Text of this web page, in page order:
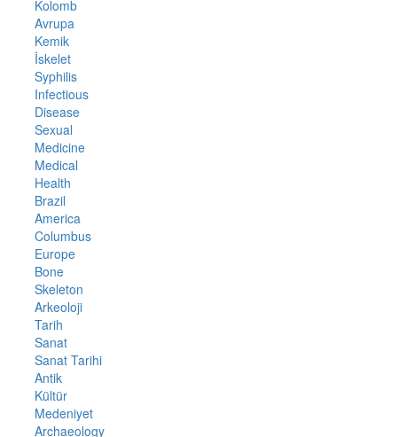
Kolomb
Avrupa
Kemik
İskelet
Syphilis
Infectious
Disease
Sexual
Medicine
Medical
Health
Brazil
America
Columbus
Europe
Bone
Skeleton
Arkeoloji
Tarih
Sanat
Sanat Tarihi
Antik
Kültür
Medeniyet
Archaeology